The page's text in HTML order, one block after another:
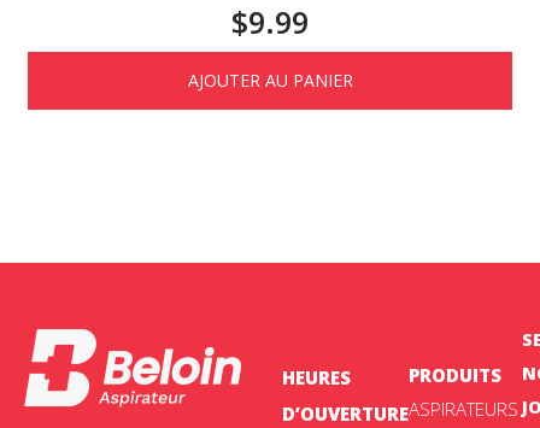
$9.99
AJOUTER AU PANIER
HEURES
D’OUVERTURE
PRODUITS
ASPIRATEURS